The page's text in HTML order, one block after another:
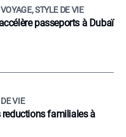
STYLE DE VIE
passeports à Dubaï
VIE
familiales à